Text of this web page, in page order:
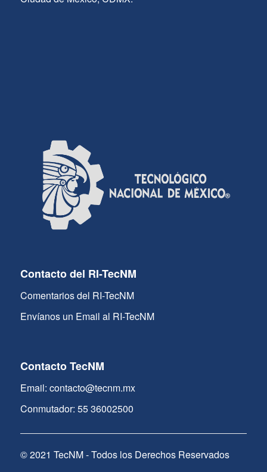
Contacto del RI-TecNM
Comentarios del RI-TecNM
Envíanos un Email al RI-TecNM
Contacto TecNM
Email: contacto@tecnm.mx
Conmutador: 55 36002500
© 2021 TecNM - Todos los Derechos Reservados